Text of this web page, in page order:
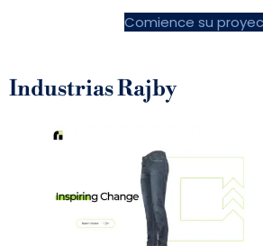
Comience su
Industrias Rajby